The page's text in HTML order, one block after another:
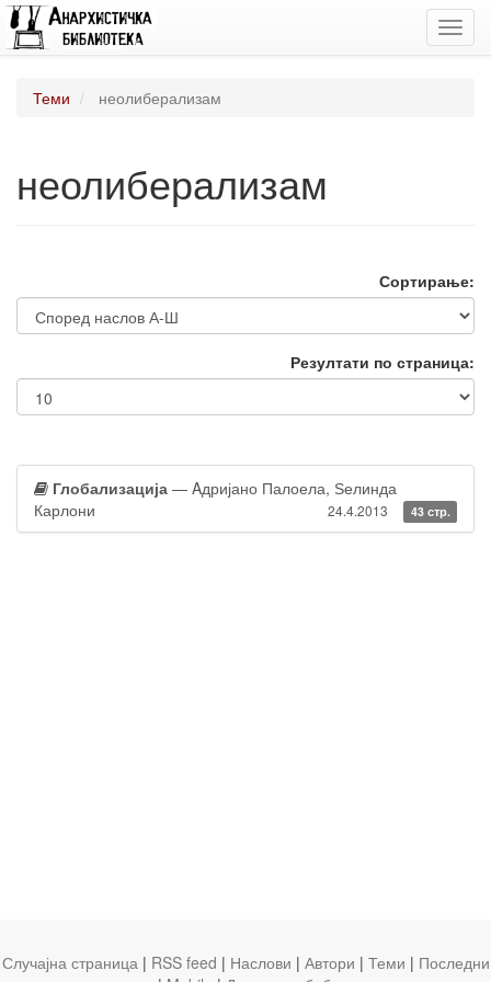
Теми неолиберализам
неолиберализам
Сортирање:
Резултати по страница:
Глобализација — Aдријано Палоела, Ѕелинда
Карлони
24.4.2013 43 стр.
Случајна страница | RSS feed | Наслови | Автори | Теми | Последни